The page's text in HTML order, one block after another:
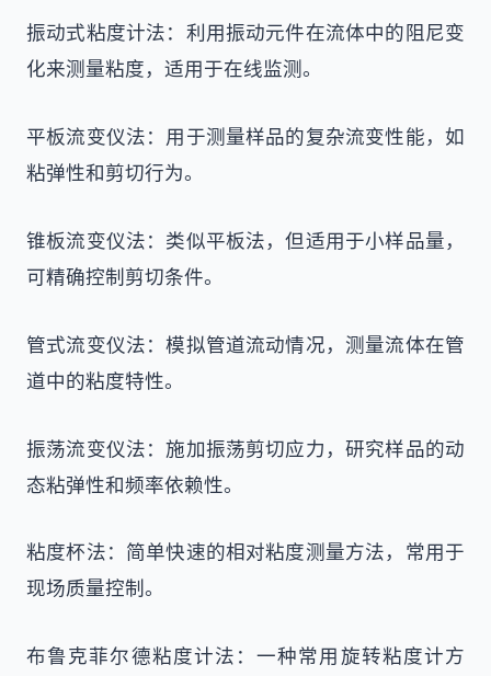
振动式粘度计法：利用振动元件在流体中的阻尼变
化来测量粘度，适用于在线监测。
平板流变仪法：用于测量样品的复杂流变性能，如
粘弹性和剪切行为。
锥板流变仪法：类似平板法，但适用于小样品量，
可精确控制剪切条件。
管式流变仪法：模拟管道流动情况，测量流体在管
道中的粘度特性。
振荡流变仪法：施加振荡剪切应力，研究样品的动
态粘弹性和频率依赖性。
粘度杯法：简单快速的相对粘度测量方法，常用于
现场质量控制。
布鲁克菲尔德粘度计法：一种常用旋转粘度计方